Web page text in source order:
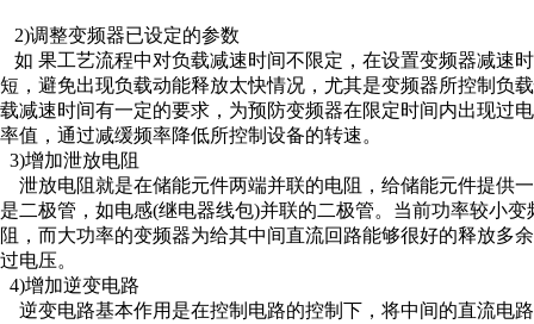
2)调整变频器已设定的参数
如 果工艺流程中对负载减速时间不限定，在设置变频器减速
短，避免出现负载动能释放太快情况，尤其是变频器所控制负
载减速时间有一定的要求，为预防变频器在限定时间内出现过
率值，通过减缓频率降低所控制设备的转速。
3)增加泄放电阻
泄放电阻就是在储能元件两端并联的电阻，给储能元件提供
是二极管，如电感(继电器线包)并联的二极管。当前功率较小
阻，而大功率的变频器为给其中间直流回路能够很好的释放多
过电压。
4)增加逆变电路
逆变电路基本作用是在控制电路的控制下，将中间的直流电